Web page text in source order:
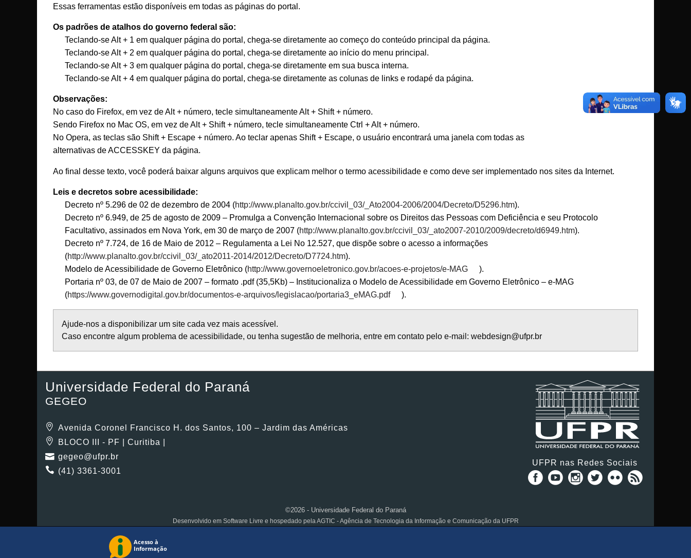
Essas ferramentas estão disponíveis em todas as páginas do portal.
Os padrões de atalhos do governo federal são:
Teclando-se Alt + 1 em qualquer página do portal, chega-se diretamente ao começo do conteúdo principal da página.
Teclando-se Alt + 2 em qualquer página do portal, chega-se diretamente ao início do menu principal.
Teclando-se Alt + 3 em qualquer página do portal, chega-se diretamente em sua busca interna.
Teclando-se Alt + 4 em qualquer página do portal, chega-se diretamente as colunas de links e rodapé da página.
Observações:
No caso do Firefox, em vez de Alt + número, tecle simultaneamente Alt + Shift + número.
Sendo Firefox no Mac OS, em vez de Alt + Shift + número, tecle simultaneamente Ctrl + Alt + número.
No Opera, as teclas são Shift + Escape + número. Ao teclar apenas Shift + Escape, o usuário encontrará uma janela com todas as
alternativas de ACCESSKEY da página.
Ao final desse texto, você poderá baixar alguns arquivos que explicam melhor o termo acessibilidade e como deve ser implementado nos sites da Internet.
Leis e decretos sobre acessibilidade:
Decreto nº 5.296 de 02 de dezembro de 2004 (http://www.planalto.gov.br/ccivil_03/_Ato2004-2006/2004/Decreto/D5296.htm).
Decreto nº 6.949, de 25 de agosto de 2009 – Promulga a Convenção Internacional sobre os Direitos das Pessoas com Deficiência e seu Protocolo
Facultativo, assinados em Nova York, em 30 de março de 2007 (http://www.planalto.gov.br/ccivil_03/_ato2007-2010/2009/decreto/d6949.htm).
Decreto nº 7.724, de 16 de Maio de 2012 – Regulamenta a Lei No 12.527, que dispõe sobre o acesso a informações
(http://www.planalto.gov.br/ccivil_03/_ato2011-2014/2012/Decreto/D7724.htm).
Modelo de Acessibilidade de Governo Eletrônico (http://www.governoeletronico.gov.br/acoes-e-projetos/e-MAG
).
Portaria nº 03, de 07 de Maio de 2007 – formato .pdf (35,5Kb) – Institucionaliza o Modelo de Acessibilidade em Governo Eletrônico – e-MAG
(https://www.governodigital.gov.br/documentos-e-arquivos/legislacao/portaria3_eMAG.pdf ).
Ajude-nos a disponibilizar um site cada vez mais acessível.
Caso encontre algum problema de acessibilidade, ou tenha sugestão de melhoria, entre em contato pelo e-mail: webdesign@ufpr.br
Universidade Federal do Paraná
GEGEO
Avenida Coronel Francisco H. dos Santos, 100 – Jardim das Américas
BLOCO III - PF | Curitiba |
gegeo@ufpr.br
(41) 3361-3001
UFPR nas Redes Sociais
©2026 - Universidade Federal do Paraná
Desenvolvido em Software Livre e hospedado pela AGTIC - Agência de Tecnologia da Informação e Comunicação da UFPR